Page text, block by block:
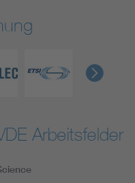
Arbeitsfelder